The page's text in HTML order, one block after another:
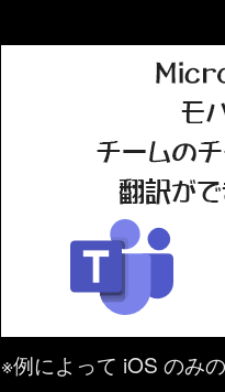
※例によって iOS のみ